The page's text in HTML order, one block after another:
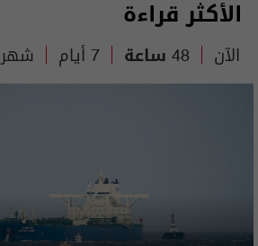
الأكثر قراءة
الآن 48 ساعة 7 أيام شهر